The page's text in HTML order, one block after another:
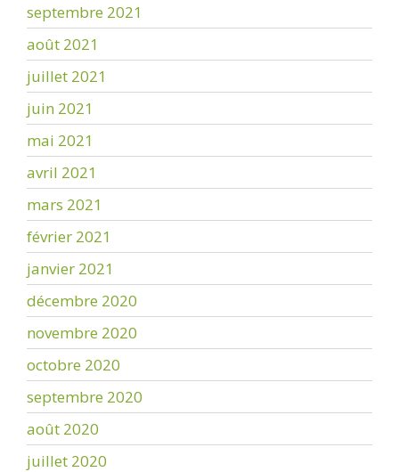
septembre 2021
août 2021
juillet 2021
juin 2021
mai 2021
avril 2021
mars 2021
février 2021
janvier 2021
décembre 2020
novembre 2020
octobre 2020
septembre 2020
août 2020
juillet 2020